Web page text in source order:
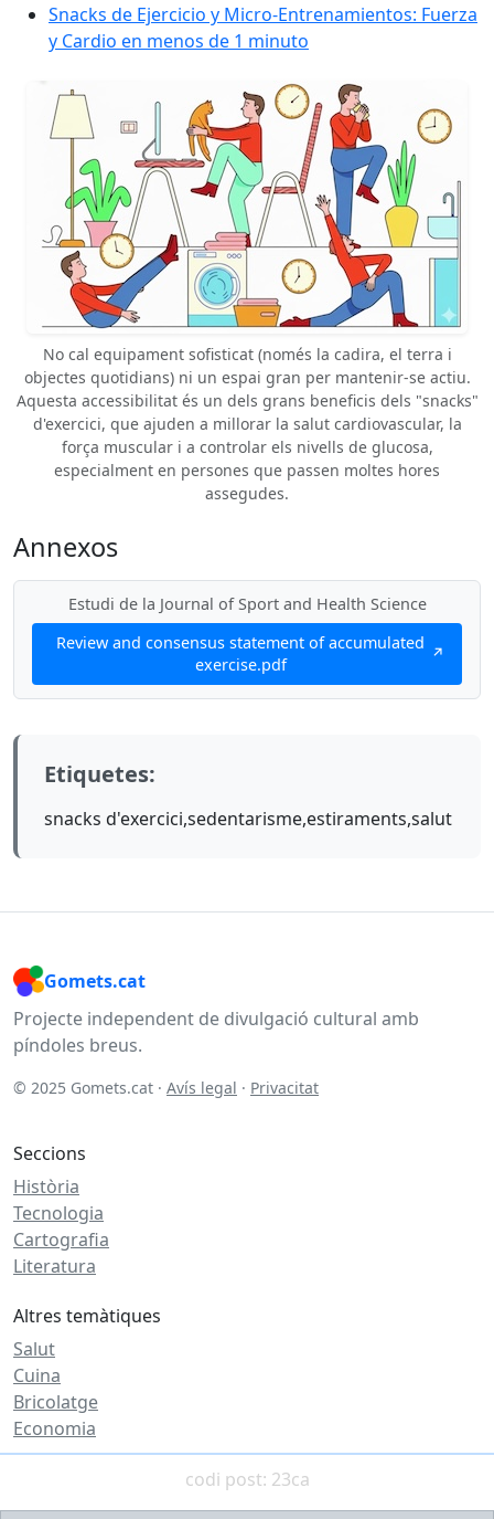
Snacks de Ejercicio y Micro-Entrenamientos: Fuerza
y Cardio en menos de 1 minuto
No cal equipament sofisticat (només la cadira, el terra i
objectes quotidians) ni un espai gran per mantenir-se actiu.
Aquesta accessibilitat és un dels grans beneficis dels "snacks"
d'exercici, que ajuden a millorar la salut cardiovascular, la
força muscular i a controlar els nivells de glucosa,
especialment en persones que passen moltes hores
assegudes.
Annexos
Estudi de la Journal of Sport and Health Science
Review and consensus statement of accumulated
exercise.pdf
Etiquetes:
snacks d'exercici,sedentarisme,estiraments,salut
Gomets.cat
Projecte independent de divulgació cultural amb
píndoles breus.
© 2025 Gomets.cat · Avís legal · Privacitat
Seccions
Història
Tecnologia
Cartografia
Literatura
Altres temàtiques
Salut
Cuina
Bricolatge
Economia
codi post: 23ca